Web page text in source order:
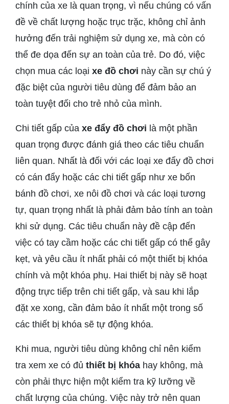
chính của xe là quan trọng, vì nếu chúng có vấn
đề về chất lượng hoặc trục trặc, không chỉ ảnh
hưởng đến trải nghiệm sử dụng xe, mà còn có
thể đe dọa đến sự an toàn của trẻ. Do đó, việc
chọn mua các loại xe đồ chơi này cần sự chú ý
đặc biệt của người tiêu dùng để đảm bảo an
toàn tuyệt đối cho trẻ nhỏ của mình.
Chi tiết gấp của xe đẩy đồ chơi là một phần
quan trọng được đánh giá theo các tiêu chuẩn
liên quan. Nhất là đối với các loại xe đẩy đồ chơi
có cán đẩy hoặc các chi tiết gấp như xe bốn
bánh đồ chơi, xe nôi đồ chơi và các loại tương
tự, quan trọng nhất là phải đảm bảo tính an toàn
khi sử dụng. Các tiêu chuẩn này đề cập đến
việc có tay cầm hoặc các chi tiết gấp có thể gây
kẹt, và yêu cầu ít nhất phải có một thiết bị khóa
chính và một khóa phụ. Hai thiết bị này sẽ hoạt
động trực tiếp trên chi tiết gấp, và sau khi lắp
đặt xe xong, cần đảm bảo ít nhất một trong số
các thiết bị khóa sẽ tự động khóa.
Khi mua, người tiêu dùng không chỉ nên kiểm
tra xem xe có đủ thiết bị khóa hay không, mà
còn phải thực hiện một kiểm tra kỹ lưỡng về
chất lượng của chúng. Việc này trở nên quan